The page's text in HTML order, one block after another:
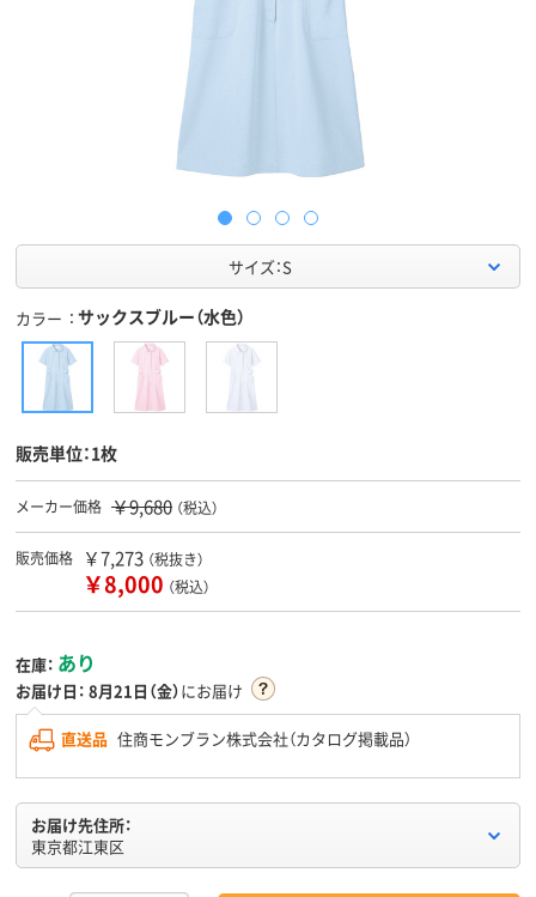
サイズ：S
カラー サックスブルー（水色）
販売単位：1枚
メーカー価格 ￥9,680 （税込）
販売価格 ￥7,273 （税抜き）
￥8,000 （税込）
在庫： あり
お届け日： 8月21日（金）にお届け
直送品 住商モンブラン株式会社（カタログ掲載品）
お届け先住所：
東京都江東区